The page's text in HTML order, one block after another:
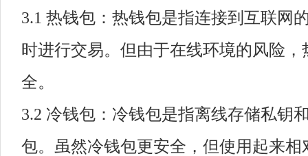
3.1 热钱包：热钱包是指连接到互联网
时进行交易。但由于在线环境的风险
全。
3.2 冷钱包：冷钱包是指离线存储私钥
包。虽然冷钱包更安全，但使用起来相